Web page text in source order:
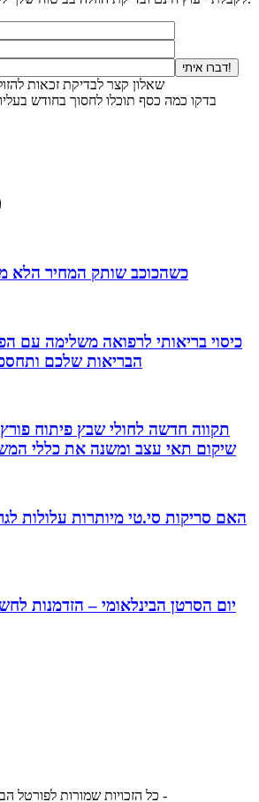
דברו איתי!
שאלון קצר לבדיקת זכאות
בדקו כמה כסף תוכלו לחסוך בחודש
כשהכוכב שותק המחיר הלא
כיסוי בריאותי לרפואה משלימה עם
הבריאות שלכם
שיקום תאי עצב ומשנה את כללי
האם סריקות סי.טי מיותרות עלולות
יום הסרטן הבינלאומי – הזדמנות